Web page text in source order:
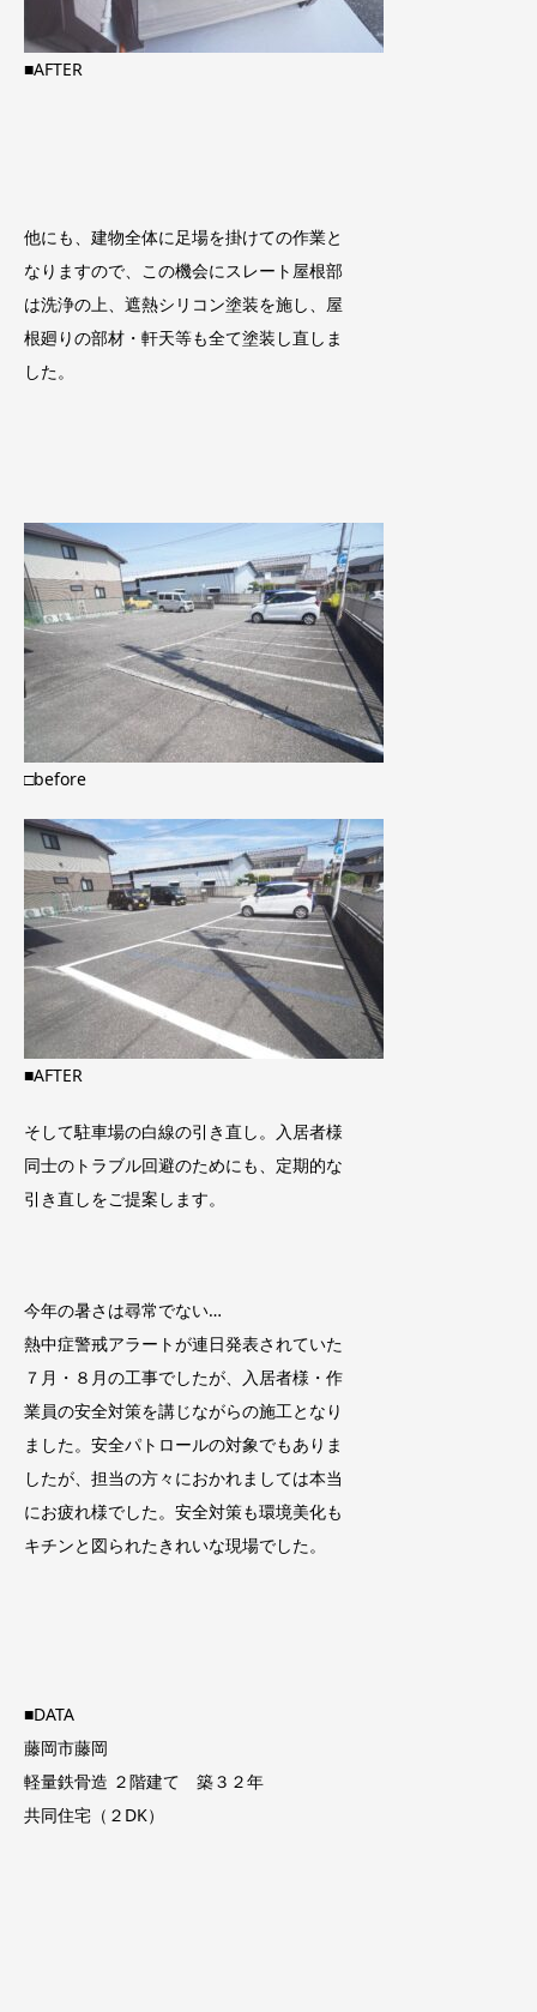
■AFTER
他にも、建物全体に足場を掛けての作業と
なりますので、この機会にスレート屋根部
は洗浄の上、遮熱シリコン塗装を施し、屋
根廻りの部材・軒天等も全て塗装し直しま
した。
□before
■AFTER
そして駐車場の白線の引き直し。入居者様
同士のトラブル回避のためにも、定期的な
引き直しをご提案します。
今年の暑さは尋常でない…
熱中症警戒アラートが連日発表されていた
７月・８月の工事でしたが、入居者様・作
業員の安全対策を講じながらの施工となり
ました。安全パトロールの対象でもありま
したが、担当の方々におかれましては本当
にお疲れ様でした。安全対策も環境美化も
キチンと図られたきれいな現場でした。
■DATA
藤岡市藤岡
軽量鉄骨造 ２階建て 築３２年
共同住宅（２DK）